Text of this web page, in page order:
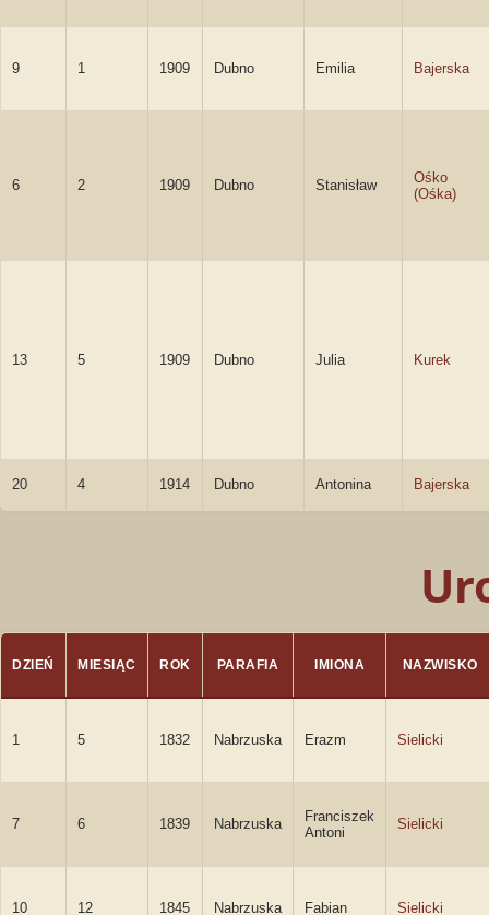
9 1 1909 Dubno Emilia Bajerska
6 2 1909 Dubno Stanisław
Ośko
(Ośka)
13 5 1909 Dubno Julia Kurek
20 4 1914 Dubno Antonina Bajerska
DZIEŃ MIESIĄC ROK PARAFIA IMIONA NAZWISKO
1 5 1832 Nabrzuska Erazm Sielicki
7 6 1839 Nabrzuska
Franciszek
Antoni
Sielicki
10 12 1845 Nabrzuska Fabian Sielicki